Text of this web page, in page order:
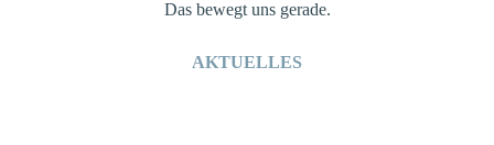
Das bewegt uns gerade.
AKTUELLES